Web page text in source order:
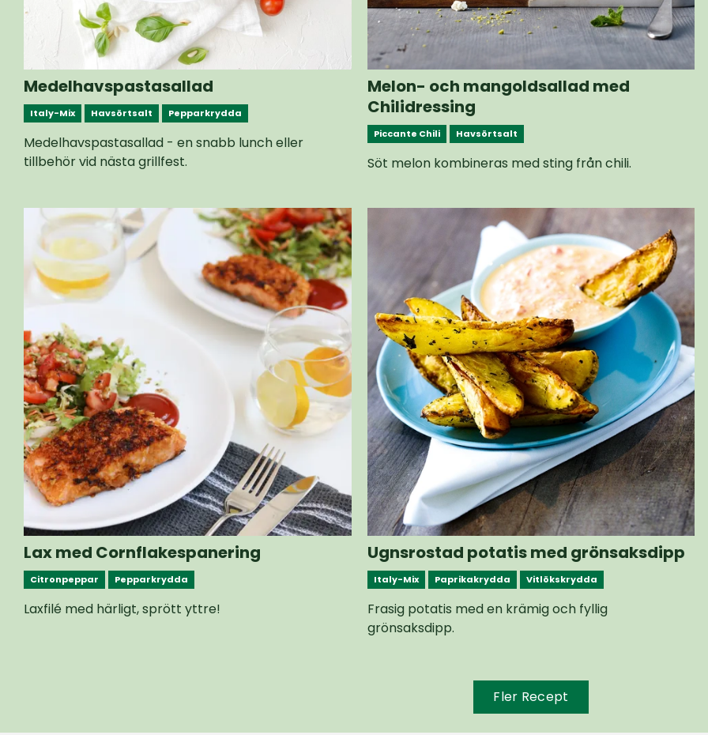
Medelhavspastasallad
Italy-Mix Havsörtsalt Pepparkrydda
Medelhavspastasallad - en snabb lunch eller
tillbehör vid nästa grillfest.
Melon- och mangoldsallad med
Chilidressing
Piccante Chili Havsörtsalt
Söt melon kombineras med sting från chili.
Lax med Cornflakespanering
Citronpeppar Pepparkrydda
Laxfilé med härligt, sprött yttre!
Ugnsrostad potatis med grönsaksdipp
Italy-Mix Paprikakrydda Vitlökskrydda
Frasig potatis med en krämig och fyllig
grönsaksdipp.
Fler Recept